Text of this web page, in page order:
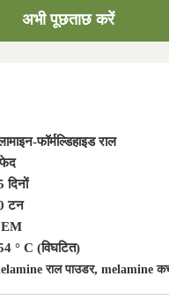
अभी पूछताछ करें
फॉर्मल्डिहाइड राल
दिनों
टन
° C (विघटित)
राल पाउडर, melamine